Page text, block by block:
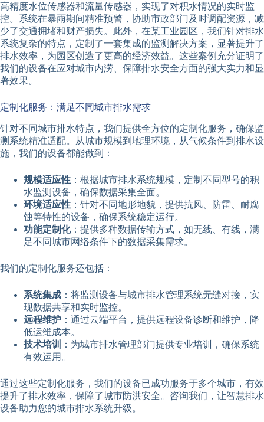
高精度水位传感器和流量传感器，实现了对积水情况的实时监
控。系统在暴雨期间精准预警，协助市政部门及时调配资源，减
少了交通拥堵和财产损失。此外，在某工业园区，我们针对排水
系统复杂的特点，定制了一套集成的监测解决方案，显著提升了
排水效率，为园区创造了更高的经济效益。这些案例充分证明了
我们的设备在应对城市内涝、保障排水安全方面的强大实力和显
著效果。
定制化服务：满足不同城市排水需求
针对不同城市排水特点，我们提供全方位的定制化服务，确保监
测系统精准适配。从城市规模到地理环境，从气候条件到排水设
施，我们的设备都能做到：
规模适应性 ：根据城市排水系统规模，定制不同型号的积
水监测设备，确保数据采集全面。
环境适应性 ：针对不同地形地貌，提供抗风、防雷、耐腐
蚀等特性的设备，确保系统稳定运行。
功能定制化：提供多种数据传输方式，如无线、有线，满
足不同城市网络条件下的数据采集需求。
我们的定制化服务还包括：
系统集成 ：将监测设备与城市排水管理系统无缝对接，实
现数据共享和实时监控。
远程维护 ：通过云端平台，提供远程设备诊断和维护，降
低运维成本。
技术培训
：为城市排水管理部门提供专业培训，确保系统
有效运用。
通过这些定制化服务，我们的设备已成功服务于多个城市，有效
提升了排水效率，保障了城市防洪安全。咨询我们，让智慧排水
设备助力您的城市排水系统升级。